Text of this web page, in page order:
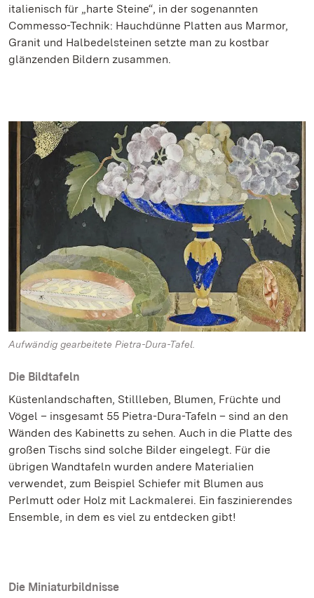
italienisch für „harte Steine“, in der sogenannten
Commesso-Technik: Hauchdünne Platten aus Marmor,
Granit und Halbedelsteinen setzte man zu kostbar
glänzenden Bildern zusammen.
Aufwändig gearbeitete Pietra-Dura-Tafel.
Die Bildtafeln
Küstenlandschaften, Stillleben, Blumen, Früchte und
Vögel – insgesamt 55 Pietra-Dura-Tafeln – sind an den
Wänden des Kabinetts zu sehen. Auch in die Platte des
großen Tischs sind solche Bilder eingelegt. Für die
übrigen Wandtafeln wurden andere Materialien
verwendet, zum Beispiel Schiefer mit Blumen aus
Perlmutt oder Holz mit Lackmalerei. Ein faszinierendes
Ensemble, in dem es viel zu entdecken gibt!
Die Miniaturbildnisse